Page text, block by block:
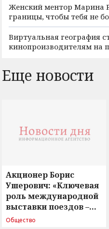
Женский ментор Марина
границы, чтобы тебя не
Виртуальная география
кинопроизводителям на
Еще новости
Акционер Борис
Ушерович: «Ключевая
роль международной
выставки поездов –
поиск ответов на
Общество